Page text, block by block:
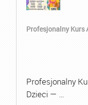
Profesjonalny Kurs
Profesjonalny
Dzieci — …